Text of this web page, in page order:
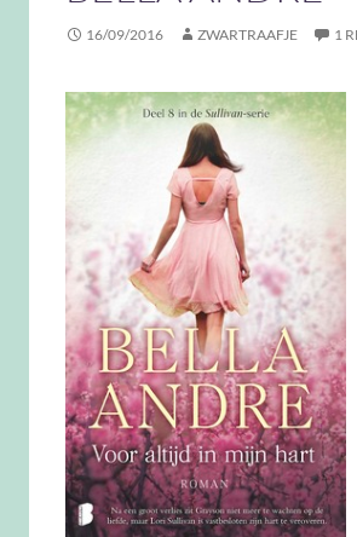
16/09/2016 ZWARTRAAFJE 1